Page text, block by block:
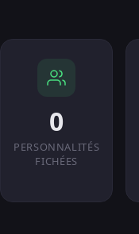
0
PERSONNALITÉS
FICHÉES